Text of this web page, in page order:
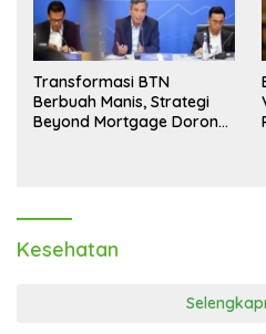
Transformasi BTN
Berbuah Manis, Strategi
Beyond Mortgage Dorong
Kesehatan